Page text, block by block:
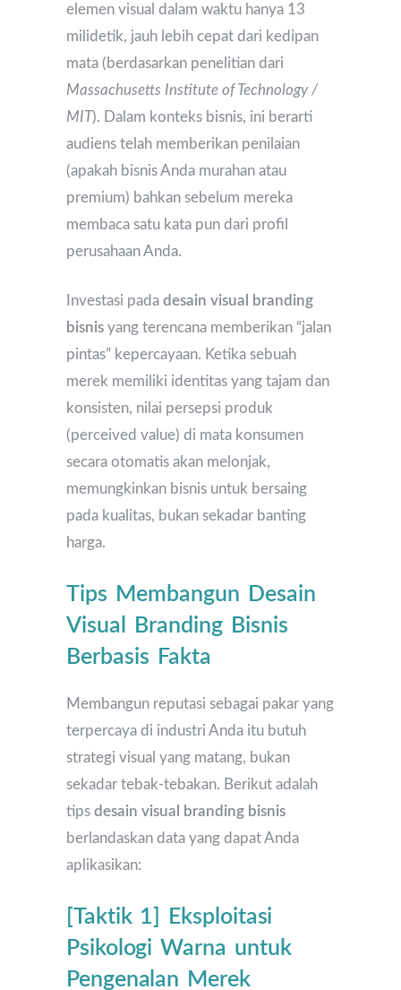
elemen visual dalam waktu hanya 13
milidetik, jauh lebih cepat dari kedipan
mata (berdasarkan penelitian dari
Massachusetts Institute of Technology /
MIT). Dalam konteks bisnis, ini berarti
audiens telah memberikan penilaian
(apakah bisnis Anda murahan atau
premium) bahkan sebelum mereka
membaca satu kata pun dari profil
perusahaan Anda.
Investasi pada desain visual branding
bisnis yang terencana memberikan “jalan
pintas” kepercayaan. Ketika sebuah
merek memiliki identitas yang tajam dan
konsisten, nilai persepsi produk
(perceived value) di mata konsumen
secara otomatis akan melonjak,
memungkinkan bisnis untuk bersaing
pada kualitas, bukan sekadar banting
harga.
Tips Membangun Desain
Visual Branding Bisnis
Berbasis Fakta
Membangun reputasi sebagai pakar yang
terpercaya di industri Anda itu butuh
strategi visual yang matang, bukan
sekadar tebak-tebakan. Berikut adalah
tips desain visual branding bisnis
berlandaskan data yang dapat Anda
aplikasikan:
[Taktik 1] Eksploitasi
Psikologi Warna untuk
Pengenalan Merek